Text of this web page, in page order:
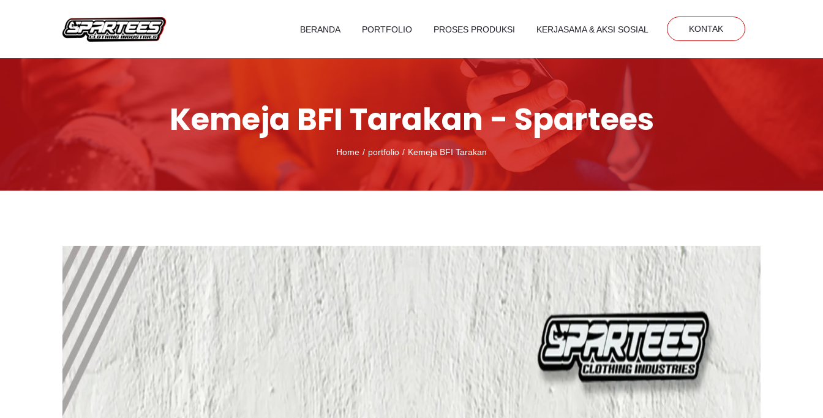
BERANDA PORTFOLIO PROSES PRODUKSI KERJASAMA & AKSI SOSIAL KONTAK
Kemeja BFI Tarakan - Spartees
Home portfolio Kemeja BFI Tarakan